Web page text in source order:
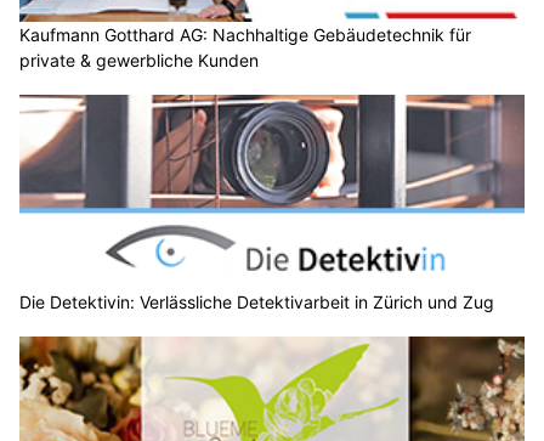
Kaufmann Gotthard AG: Nachhaltige Gebäudetechnik für
private & gewerbliche Kunden
Die Detektivin: Verlässliche Detektivarbeit in Zürich und Zug